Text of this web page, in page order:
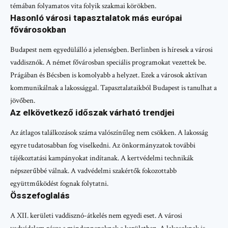
témában folyamatos vita folyik szakmai körökben.
Hasonló városi tapasztalatok más európai
fővárosokban
Budapest nem egyedülálló a jelenségben. Berlinben is híresek a városi
vaddisznók. A német fővárosban speciális programokat vezettek be.
Prágában és Bécsben is komolyabb a helyzet. Ezek a városok aktívan
kommunikálnak a lakossággal. Tapasztalataikból Budapest is tanulhat a
jövőben.
Az elkövetkező időszak várható trendjei
Az átlagos találkozások száma valószínűleg nem csökken. A lakosság
egyre tudatosabban fog viselkedni. Az önkormányzatok további
tájékoztatási kampányokat indítanak. A kertvédelmi technikák
népszerűbbé válnak. A vadvédelmi szakértők fokozottabb
együttműködést fognak folytatni.
Összefoglalás
A XII. kerületi vaddisznó-átkelés nem egyedi eset. A városi